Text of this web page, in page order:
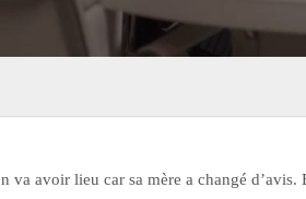
va avoir lieu car sa mère a changé